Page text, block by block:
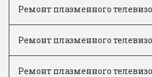
Ремонт плазменного
Ремонт плазменного
Ремонт плазменного